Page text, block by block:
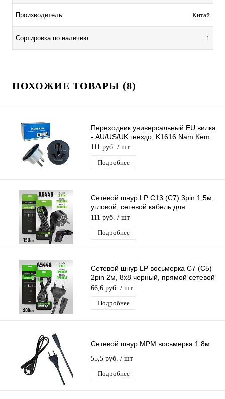
Производитель Китай
Сортировка по наличию 1
ПОХОЖИЕ ТОВАРЫ (8)
Переходник универсальный EU вилка
- AU/US/UK гнездо, K1616 Nam Kem
111 руб. / шт
Подробнее
Сетевой шнур LP C13 (C7) 3pin 1,5м,
угловой, сетевой кабель для
системного блока
111 руб. / шт
Подробнее
Сетевой шнур LP восьмерка C7 (C5)
2pin 2м, 8x8 черный, прямой сетевой
кабель
66,6 руб. / шт
Подробнее
Сетевой шнур МРМ восьмерка 1.8м
55,5 руб. / шт
Подробнее